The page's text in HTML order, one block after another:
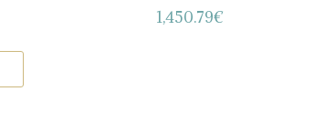
1,450.79€